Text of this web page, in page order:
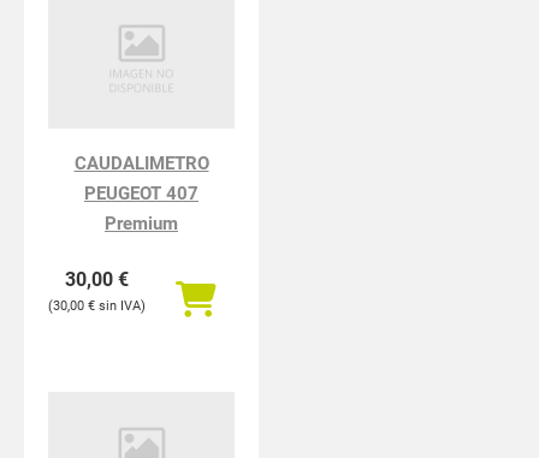
CAUDALIMETRO
PEUGEOT 407
Premium
30,00 €
30,00 €